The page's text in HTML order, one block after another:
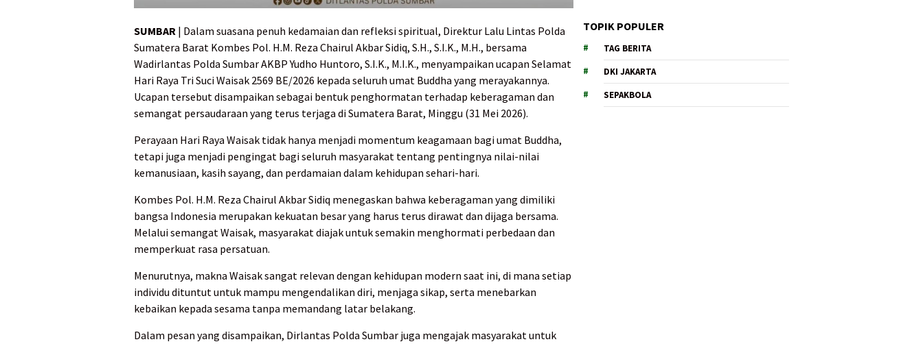
SUMBAR | Dalam suasana penuh kedamaian dan refleksi spiritual, Direktur Lalu Lintas Polda
Sumatera Barat Kombes Pol. H.M. Reza Chairul Akbar Sidiq, S.H., S.I.K., M.H., bersama
Wadirlantas Polda Sumbar AKBP Yudho Huntoro, S.I.K., M.I.K., menyampaikan ucapan Selamat
Hari Raya Tri Suci Waisak 2569 BE/2026 kepada seluruh umat Buddha yang merayakannya.
Ucapan tersebut disampaikan sebagai bentuk penghormatan terhadap keberagaman dan
semangat persaudaraan yang terus terjaga di Sumatera Barat, Minggu (31 Mei 2026).
Perayaan Hari Raya Waisak tidak hanya menjadi momentum keagamaan bagi umat Buddha,
tetapi juga menjadi pengingat bagi seluruh masyarakat tentang pentingnya nilai-nilai
kemanusiaan, kasih sayang, dan perdamaian dalam kehidupan sehari-hari.
Kombes Pol. H.M. Reza Chairul Akbar Sidiq menegaskan bahwa keberagaman yang dimiliki
bangsa Indonesia merupakan kekuatan besar yang harus terus dirawat dan dijaga bersama.
Melalui semangat Waisak, masyarakat diajak untuk semakin menghormati perbedaan dan
memperkuat rasa persatuan.
Menurutnya, makna Waisak sangat relevan dengan kehidupan modern saat ini, di mana setiap
individu dituntut untuk mampu mengendalikan diri, menjaga sikap, serta menebarkan
kebaikan kepada sesama tanpa memandang latar belakang.
Dalam pesan yang disampaikan, Dirlantas Polda Sumbar juga mengajak masyarakat untuk
TOPIK POPULER
TAG BERITA
DKI JAKARTA
SEPAKBOLA